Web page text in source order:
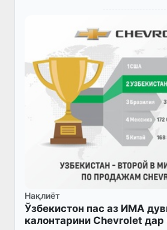
Нақлиёт
Ўзбекистон пас аз ИМА
калонтарини Chevrolet